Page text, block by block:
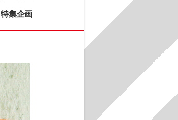
特集企画